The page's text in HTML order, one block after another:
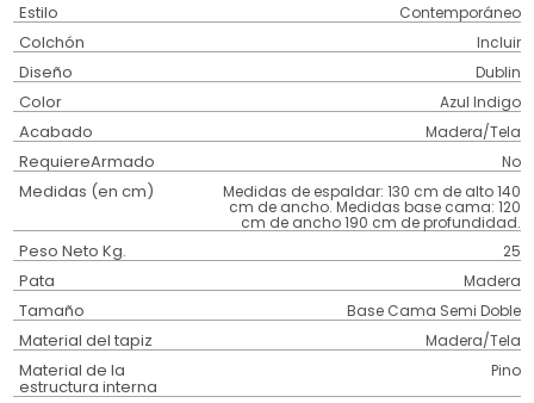
Estilo Contemporáneo
Colchón Incluir
Diseño Dublin
Color Azul Indigo
Acabado Madera/Tela
RequiereArmado No
Medidas (en cm) Medidas de espaldar: 130 cm de alto 140
cm de ancho. Medidas base cama: 120
cm de ancho 190 cm de profundidad.
Peso Neto Kg. 25
Pata Madera
Tamaño Base Cama Semi Doble
Material del tapiz Madera/Tela
Material de la
estructura interna
Pino